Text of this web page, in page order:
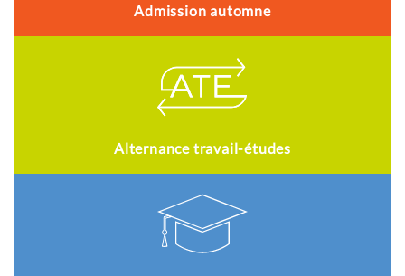
Admission automne
Alternance travail-études